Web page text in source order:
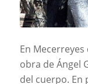
En
obra de Ángel
del cuerpo. En